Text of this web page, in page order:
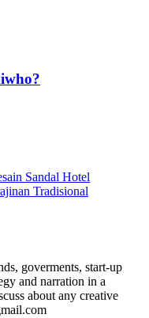
Sandal Hotel
Tradisional
goverments, start-up
and narration in a
about any creative